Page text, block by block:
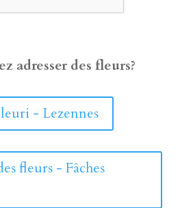
adresser des fleurs?
- Lezennes
fleurs - Fâches